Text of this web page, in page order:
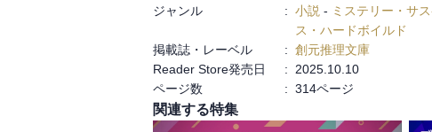
そしてラスト一行が心に染み渡った。
一人一人がこう思って生きていける世の中であっ
前作と合わせて、いつか子どもにも読んでもらい
とても良い作品でした。
ジャンル : 小説 - ミステリー・サ
ス・ハードボイルド
掲載誌・レーベル
: 創元推理文庫
Reader Store発売日
: 2025.10.10
ページ数
: 314ページ
関連する特集